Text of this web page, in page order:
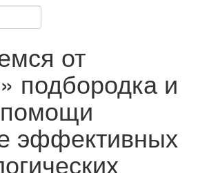
от
подбородка и
эффективных